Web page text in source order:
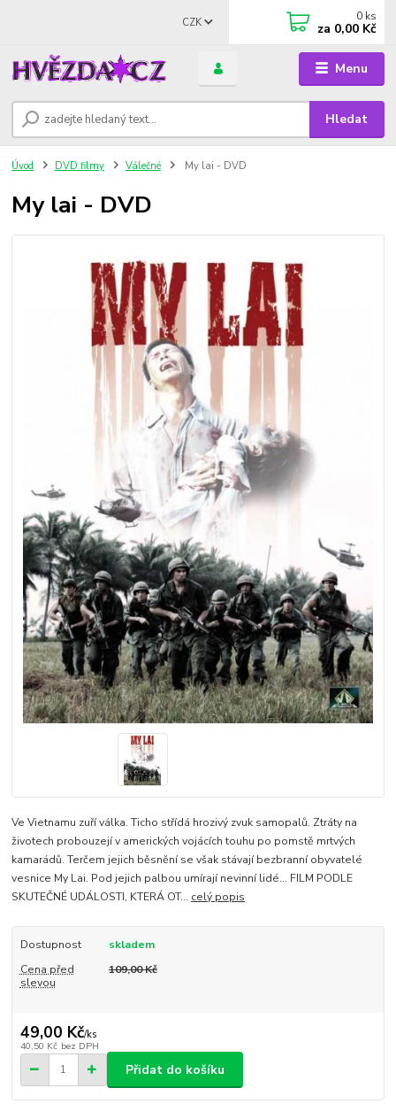
Menu
CZK
Hledat
0 ks
za 0,00 Kč
Úvod DVD filmy Válečné My lai - DVD
My lai - DVD
Ve Vietnamu zuří válka. Ticho střídá hrozivý zvuk samopalů. Ztráty na
životech probouzejí v amerických vojácích touhu po pomstě mrtvých
kamarádů. Terčem jejich běsnění se však stávají bezbranní obyvatelé
vesnice My Lai. Pod jejich palbou umírají nevinní lidé... FILM PODLE
SKUTEČNÉ UDÁLOSTI, KTERÁ OT... celý popis
Dostupnost
skladem
Cena před
slevou
109,00 Kč
49,00 Kč/ks
40,50 Kč bez DPH
Přidat do košíku